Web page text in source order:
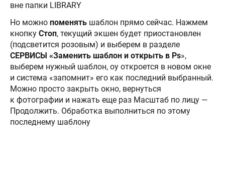
вне папки LIBRARY
Но можно поменять шаблон прямо сейчас. Нажмем
кнопку Стоп, текущий экшен будет приостановлен
(подсветится розовым) и выберем в разделе
СЕРВИСЫ «Заменить шаблон и открыть в Ps»,
выберем нужный шаблон, оy откроется в новом окне
и система «запомнит» его как последний выбранный.
Можно просто закрыть окно, вернуться
к фотографии и нажать еще раз Масштаб по лицу —
Продолжить. Обработка выполниться по этому
последнему шаблону